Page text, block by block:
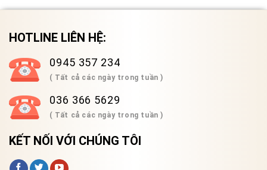
HOTLINE LIÊN HỆ:
0945 357 234
( Tất cả các ngày trong tuần )
036 366 5629
( Tất cả các ngày trong tuần )
KẾT NỐI VỚI CHÚNG TÔI